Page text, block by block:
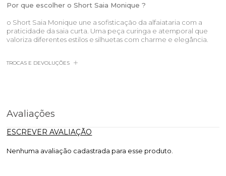
Por que escolher o Short Saia Monique ?
o Short Saia Monique une a sofisticação da alfaiataria com a
praticidade da saia curta. Uma peça curinga e atemporal que
valoriza diferentes estilos e silhuetas com charme e elegância.
TROCAS E DEVOLUÇÕES
Avaliações
ESCREVER AVALIAÇÃO
Nenhuma avaliação cadastrada para esse produto.